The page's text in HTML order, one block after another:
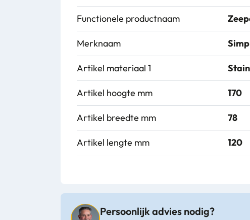
Functionele productnaam
Merknaam
Artikel materiaal 1
Artikel hoogte mm 170
Artikel breedte mm 78
Artikel lengte mm 120
Persoonlijk advies nodig?